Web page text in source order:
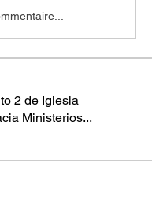
2 de Iglesia
Ministerios...